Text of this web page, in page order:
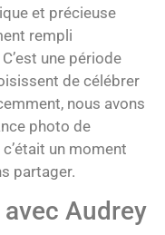
et précieuse
rempli
une période
de célébrer
nous avons
photo de
un moment
partager.
Audrey